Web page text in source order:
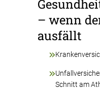
– wenn
ausfällt
Schnitt am